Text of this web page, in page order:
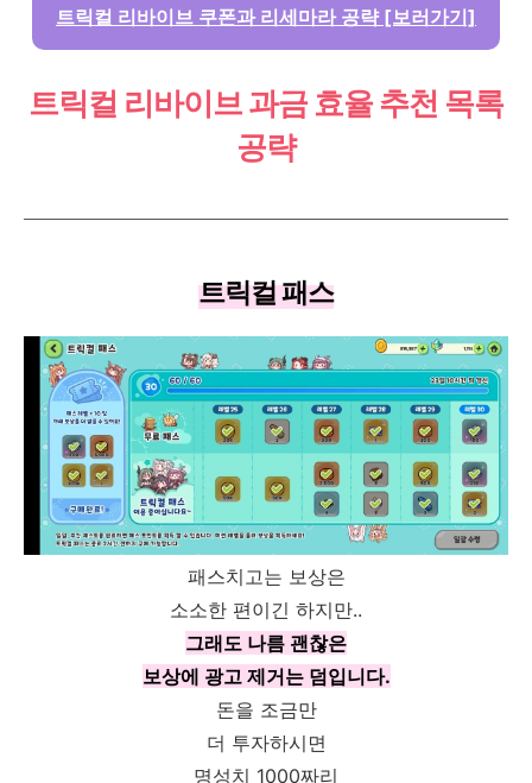
트릭컬 리바이브 쿠폰과 리세마라 공략 [보러가기]
트릭컬 리바이브 과금 효율 추천 목록
공략
트릭컬 패스
패스치고는 보상은
소소한 편이긴 하지만..
그래도 나름 괜찮은
보상에 광고 제거는 덤입니다.
돈을 조금만
더 투자하시면
명성치 1000짜리